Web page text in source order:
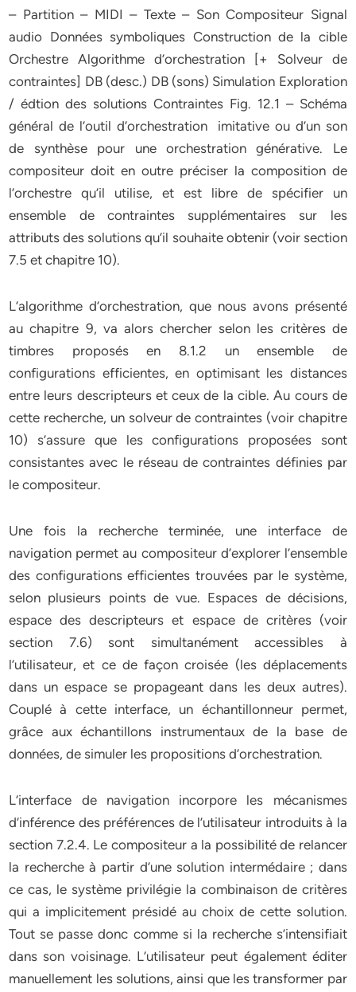
– Partition – MIDI – Texte – Son Compositeur Signal
audio Données symboliques Construction de la cible
Orchestre Algorithme d’orchestration [+ Solveur de
contraintes] DB (desc.) DB (sons) Simulation Exploration
/ édtion des solutions Contraintes Fig. 12.1 – Schéma
général de l’outil d’orchestration imitative ou d’un son
de synthèse pour une orchestration générative. Le
compositeur doit en outre préciser la composition de
l’orchestre qu’il utilise, et est libre de spécifier un
ensemble de contraintes supplémentaires sur les
attributs des solutions qu’il souhaite obtenir (voir section
7.5 et chapitre 10).
L’algorithme d’orchestration, que nous avons présenté
au chapitre 9, va alors chercher selon les critères de
timbres proposés en 8.1.2 un ensemble de
configurations efficientes, en optimisant les distances
entre leurs descripteurs et ceux de la cible. Au cours de
cette recherche, un solveur de contraintes (voir chapitre
10) s’assure que les configurations proposées sont
consistantes avec le réseau de contraintes définies par
le compositeur.
Une fois la recherche terminée, une interface de
navigation permet au compositeur d’explorer l’ensemble
des configurations efficientes trouvées par le système,
selon plusieurs points de vue. Espaces de décisions,
espace des descripteurs et espace de critères (voir
section 7.6) sont simultanément accessibles à
l’utilisateur, et ce de façon croisée (les déplacements
dans un espace se propageant dans les deux autres).
Couplé à cette interface, un échantillonneur permet,
grâce aux échantillons instrumentaux de la base de
données, de simuler les propositions d’orchestration.
L’interface de navigation incorpore les mécanismes
d’inférence des préférences de l’utilisateur introduits à la
section 7.2.4. Le compositeur a la possibilité de relancer
la recherche à partir d’une solution intermédaire ; dans
ce cas, le système privilégie la combinaison de critères
qui a implicitement présidé au choix de cette solution.
Tout se passe donc comme si la recherche s’intensifiait
dans son voisinage. L’utilisateur peut également éditer
manuellement les solutions, ainsi que les transformer par